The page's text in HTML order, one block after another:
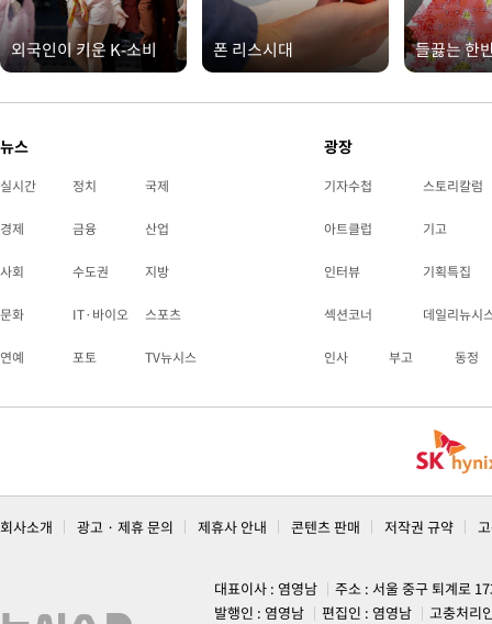
외국인이 키운 K-소비 폰 리스시대 들끓는 한
뉴스
실시간 정치 국제
경제 금융 산업
사회 수도권 지방
문화 IT·바이오 스포츠
연예 포토 TV뉴시스
광장
기자수첩 스토리칼럼
아트클럽 기고
인터뷰 기획특집
섹션코너 데일리뉴시
인사 부고 동정
회사소개 광고 · 제휴 문의 제휴사 안내 콘텐츠 판매 저작권 규약
대표이사 : 염영남
주소 : 서울 중구 퇴계로
발행인 : 염영남
편집인 : 염영남
고충처리